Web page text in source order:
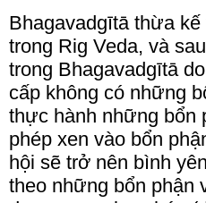
Bhagavadgītā thừa
trong Rig Veda, và
trong Bhagavadgītā
cấp không có những
thực hành những bổn
phép xen vào bổn
hội sẽ trở nên bình
theo những bổn phận